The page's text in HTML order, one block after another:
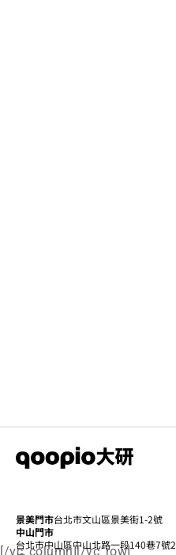
[/vc_column][/vc_row]
景美門市台北市文山區景美街1-2號
中山門市
台北市中山區中山北路一段140巷7號2